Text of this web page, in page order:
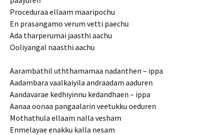
Proceduraa ellaam maaripochu
En prasangamo verum vetti paechu
Ada tharperumai jaasthi aachu
Ooliyangal naasthi aachu
Aarambathil uththamamaa nadanthen – ippa
Aadambara vaalkaiyila andraadam aaduren
Aandavarae kedhiyinnu kedandhaen – ippa
Aanaa oonaa pangaalarin veetukku oeduren
Mothathula ellaam nalla vesham
Enmelayae enakku kalla nesam